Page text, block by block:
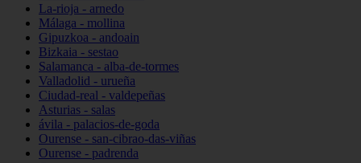
La-rioja - arnedo
Málaga - mollina
Gipuzkoa - andoain
Bizkaia - sestao
Salamanca - alba-de-tormes
Valladolid - urueña
Ciudad-real - valdepeñas
Asturias - salas
ávila - palacios-de-goda
Ourense - san-cibrao-das-viñas
Ourense - padrenda